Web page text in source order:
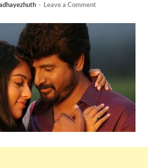
- Leave a Comment